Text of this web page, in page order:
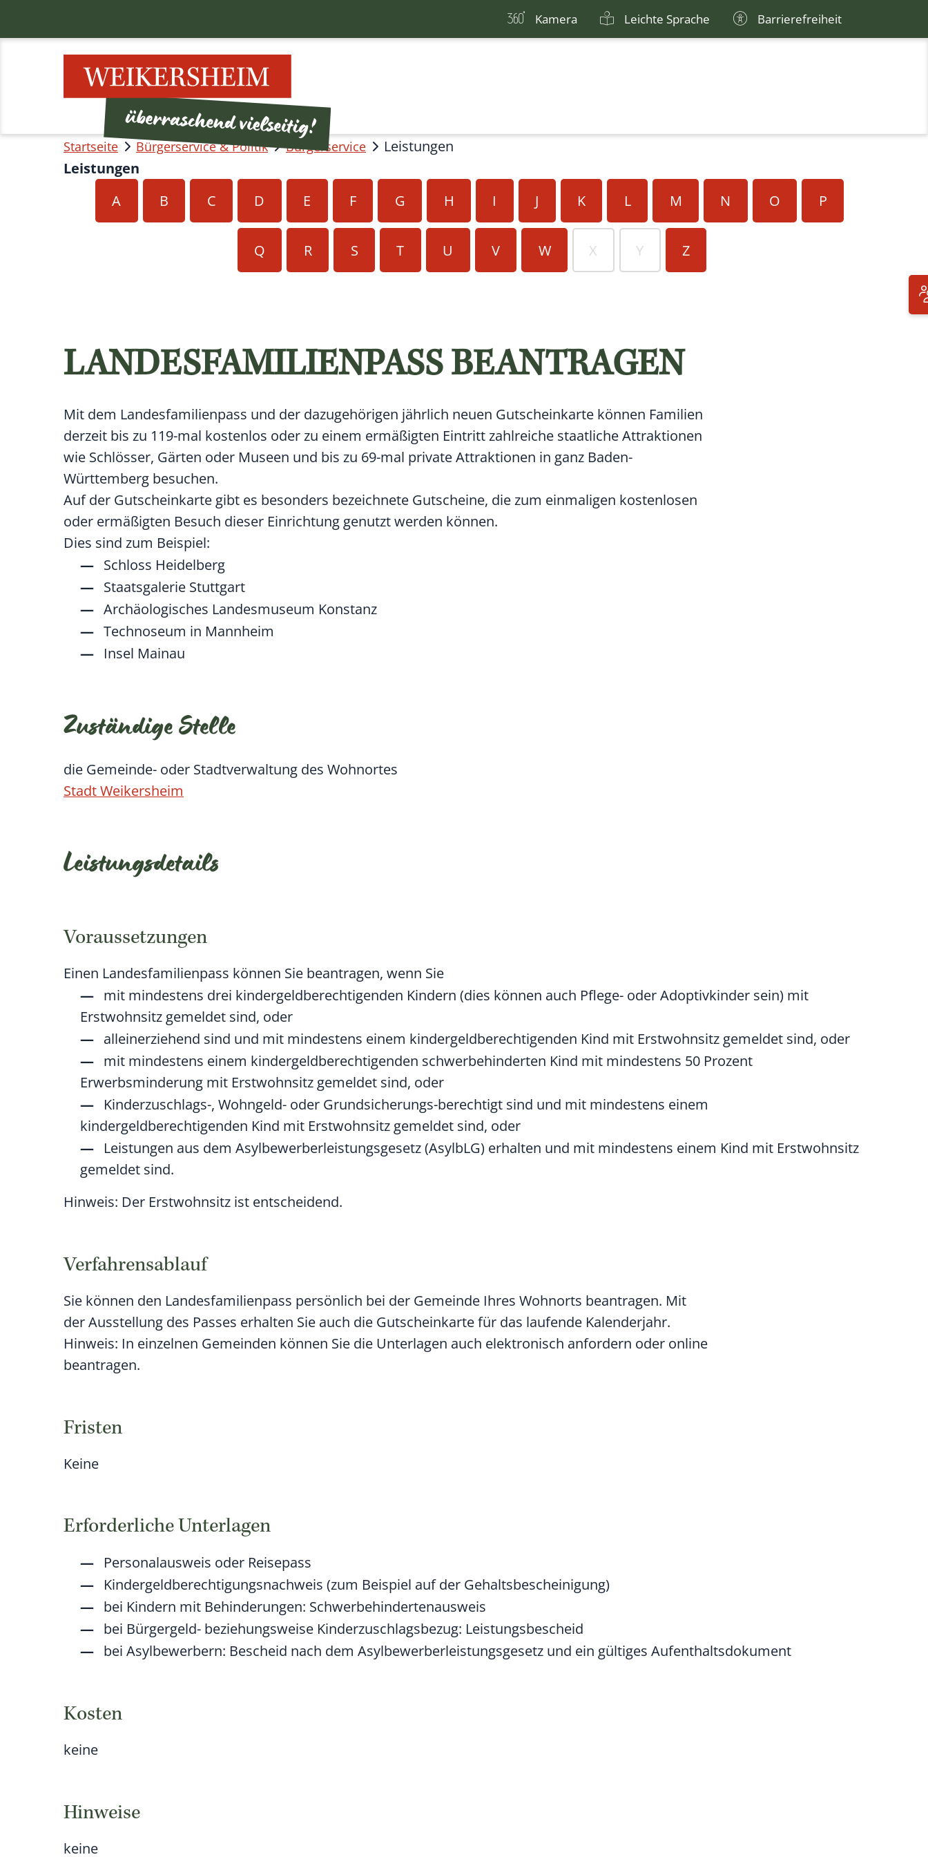
Kamera Leichte Sprache Barrierefreiheit
Startseite Bürgerservice & Politik Bürgerservice
Leistungen
Leistungen
A
B C D E F G H I J K L M N O P
Q R S T U V W X Y Z
LANDESFAMILIENPASS BEANTRAGEN
Mit dem Landesfamilienpass und der dazugehörigen jährlich neuen Gutscheinkarte können Familien
derzeit bis zu 119-mal kostenlos oder zu einem ermäßigten Eintritt zahlreiche staatliche Attraktionen
wie Schlösser, Gärten oder Museen und bis zu 69-mal private Attraktionen in ganz Baden-
Württemberg besuchen.
Auf der Gutscheinkarte gibt es besonders bezeichnete Gutscheine, die zum einmaligen kostenlosen
oder ermäßigten Besuch dieser Einrichtung genutzt werden können.
Dies sind zum Beispiel:
Schloss Heidelberg
Staatsgalerie Stuttgart
Archäologisches Landesmuseum Konstanz
Technoseum in Mannheim
Insel Mainau
Zuständige Stelle
die Gemeinde- oder Stadtverwaltung des Wohnortes
Stadt Weikersheim
Leistungsdetails
Voraussetzungen
Einen Landesfamilienpass können Sie beantragen, wenn Sie
mit mindestens drei kindergeldberechtigenden Kindern (dies können auch Pflege- oder Adoptivkinder sein) mit
Erstwohnsitz gemeldet sind, oder
alleinerziehend sind und mit mindestens einem kindergeldberechtigenden Kind mit Erstwohnsitz gemeldet sind, oder
mit mindestens einem kindergeldberechtigenden schwerbehinderten Kind mit mindestens 50 Prozent
Erwerbsminderung mit Erstwohnsitz gemeldet sind, oder
Kinderzuschlags-, Wohngeld- oder Grundsicherungs-berechtigt sind und mit mindestens einem
kindergeldberechtigenden Kind mit Erstwohnsitz gemeldet sind, oder
Leistungen aus dem Asylbewerberleistungsgesetz (AsylbLG) erhalten und mit mindestens einem Kind mit Erstwohnsitz
gemeldet sind.
Hinweis: Der Erstwohnsitz ist entscheidend.
Verfahrensablauf
Sie können den Landesfamilienpass persönlich bei der Gemeinde Ihres Wohnorts beantragen. Mit
der Ausstellung des Passes erhalten Sie auch die Gutscheinkarte für das laufende Kalenderjahr.
Hinweis: In einzelnen Gemeinden können Sie die Unterlagen auch elektronisch anfordern oder online
beantragen.
Fristen
Keine
Erforderliche Unterlagen
Personalausweis oder Reisepass
Kindergeldberechtigungsnachweis (zum Beispiel auf der Gehaltsbescheinigung)
bei Kindern mit Behinderungen: Schwerbehindertenausweis
bei Bürgergeld- beziehungsweise Kinderzuschlagsbezug: Leistungsbescheid
bei Asylbewerbern: Bescheid nach dem Asylbewerberleistungsgesetz und ein gültiges Aufenthaltsdokument
Kosten
keine
Hinweise
keine